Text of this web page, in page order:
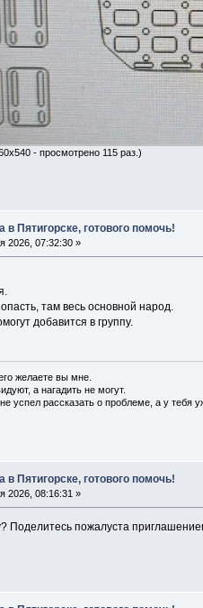
- просмотрено 115 раз.)
Пятигорске, готового помочь!
2026, 07:32:30 »
там весь основной народ.
добавится в группу.
желаете вы мне.
а нагадить не могут.
успел рассказать о проблеме, а у тебя
Пятигорске, готового помочь!
2026, 08:16:31 »
Поделитесь пожалуста